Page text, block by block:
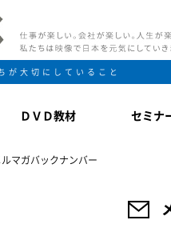
が大切にしていること
ＤＶＤ教材 セミナ
マガバックナンバー